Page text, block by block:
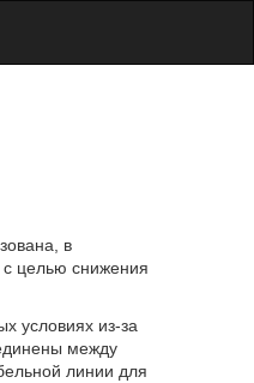
в
с целью снижения
условиях из-за
между
линии для